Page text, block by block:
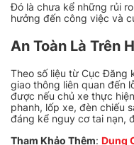
Đó là chưa kể những rủi
hưởng đến công việc và
An Toàn Là Trên
Theo số liệu từ Cục Đăng
giao thông liên quan đến
được nếu chủ xe thực
phanh, lốp xe, đèn chiếu
đáng kể nguy cơ tai nạn,
Tham Khảo Thêm: Dụng